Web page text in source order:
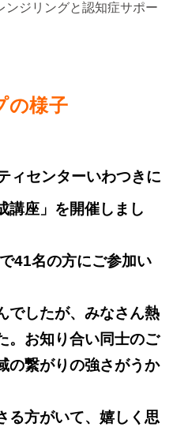
ジリングと認知症サポー
の様子
ィセンターいわつきに
講座」を開催しまし
41名の方にご参加い
でしたが、みなさん熱
。お知り合い同士のご
の繋がりの強さがうか
る方がいて、嬉しく思